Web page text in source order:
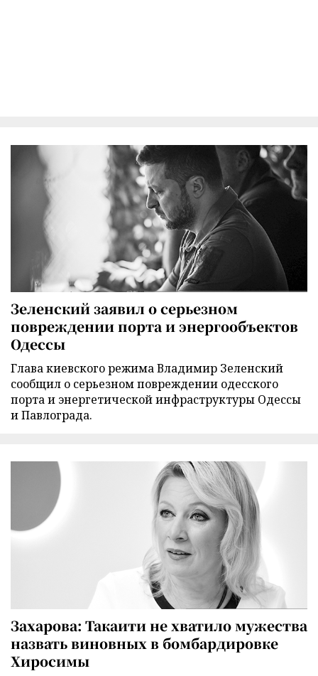
Зеленский заявил о серьезном
повреждении порта и энергообъектов
Одессы
Глава киевского режима Владимир Зеленский
сообщил о серьезном повреждении одесского
порта и энергетической инфраструктуры Одессы
и Павлограда.
Захарова: Такаити не хватило мужества
назвать виновных в бомбардировке
Хиросимы